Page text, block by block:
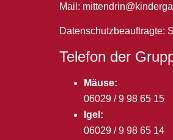
Mail:
Datenschutzbeauftragte:
Telefon der
Mäuse:
06029 / 9 98 65 15
Igel:
06029 / 9 98 65 14